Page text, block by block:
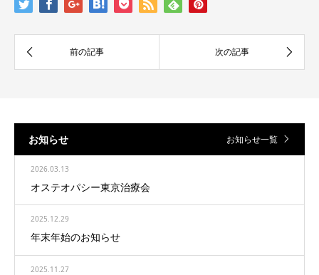
お知らせ お知らせ一覧
2026.03.13
オステオパシー東京治療会
2025.12.29
年末年始のお知らせ
2025.11.27